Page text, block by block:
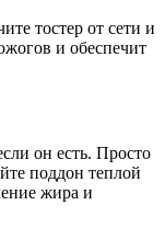
тостер от сети и
и обеспечит
он есть. Просто
поддон теплой
жира и